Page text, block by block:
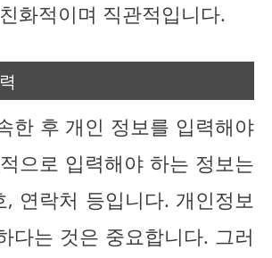
화적이며 직관적입니다.
한 후 개인 정보를 입력해야
으로 입력해야 하는 정보는
, 연락처 등입니다. 개인정보
다는 것은 중요합니다. 그러